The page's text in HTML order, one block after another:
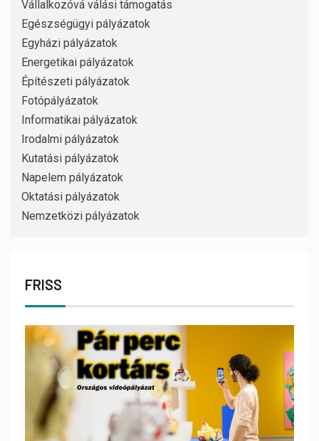
Vállalkozóvá válási támogatás
Egészségügyi pályázatok
Egyházi pályázatok
Energetikai pályázatok
Építészeti pályázatok
Fotópályázatok
Informatikai pályázatok
Irodalmi pályázatok
Kutatási pályázatok
Napelem pályázatok
Oktatási pályázatok
Nemzetközi pályázatok
FRISS